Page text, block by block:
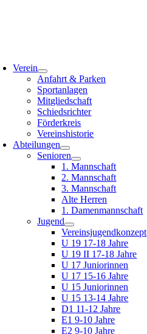
Verein
Anfahrt & Parken
Sportanlagen
Mitgliedschaft
Schiedsrichter
Förderkreis
Vereinshistorie
Abteilungen
Senioren
1. Mannschaft
2. Mannschaft
3. Mannschaft
Alte Herren
1. Damenmannschaft
Jugend
Vereinsjugendkonzept
U 19 17-18 Jahre
U 19 II 17-18 Jahre
U 17 Juniorinnen
U 17 15-16 Jahre
U 15 Juniorinnen
U 15 13-14 Jahre
D1 11-12 Jahre
E1 9-10 Jahre
E2 9-10 Jahre